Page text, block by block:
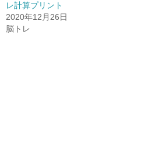
レ計算プリント
2020年12月26日
脳トレ